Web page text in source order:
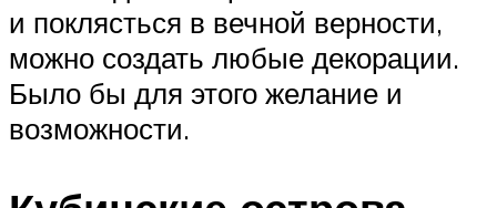
и поклясться в вечной верности,
можно создать любые декорации.
Было бы для этого желание и
возможности.